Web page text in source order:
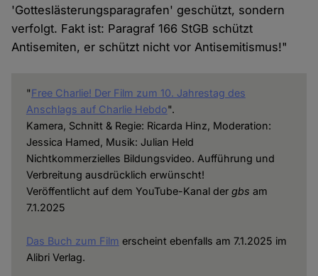
'Gotteslästerungsparagrafen' geschützt, sondern
verfolgt. Fakt ist: Paragraf 166 StGB schützt
Antisemiten, er schützt nicht vor Antisemitismus!"
"Free Charlie! Der Film zum 10. Jahrestag des
Anschlags auf Charlie Hebdo".
Kamera, Schnitt & Regie: Ricarda Hinz, Moderation:
Jessica Hamed, Musik: Julian Held
Nichtkommerzielles Bildungsvideo. Aufführung und
Verbreitung ausdrücklich erwünscht!
Veröffentlicht auf dem YouTube-Kanal der gbs am
7.1.2025
Das Buch zum Film erscheint ebenfalls am 7.1.2025 im
Alibri Verlag.